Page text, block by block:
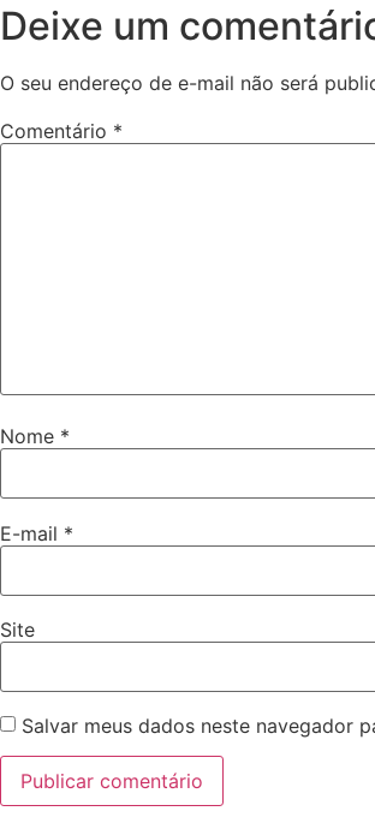
Deixe um
O seu endereço de e-mail não será
Comentário *
Nome *
E-mail *
Site
Salvar meus dados neste navegador